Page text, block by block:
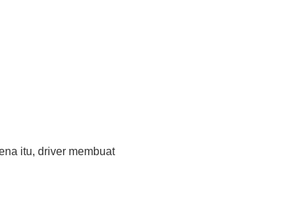
itu, driver membuat